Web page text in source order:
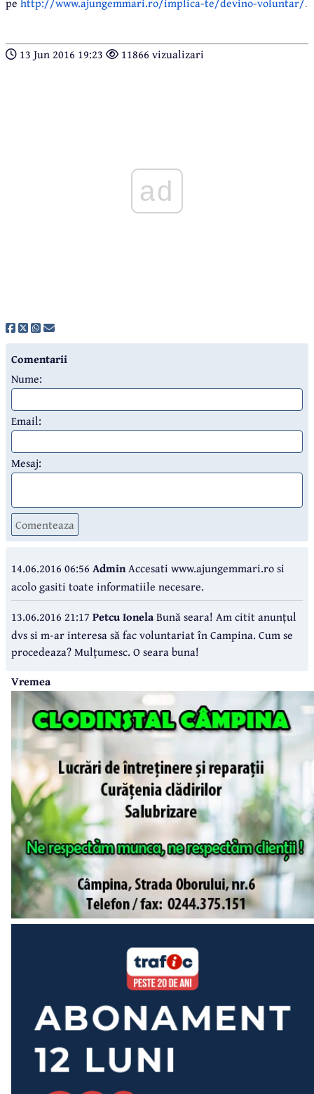
13 Jun 2016 19:23 11866 vizualizari
ad
Comentarii
Nume:
Email:
Mesaj:
Comenteaza
14.06.2016 06:56 AdminAccesati www.ajungemmari.ro si
acolo gasiti toate informatiile necesare.
13.06.2016 21:17 Petcu IonelaBună seara! Am citit anunțul
dvs si m-ar interesa să fac voluntariat în Campina. Cum se
procedeaza? Mulțumesc. O seara buna!
Vremea